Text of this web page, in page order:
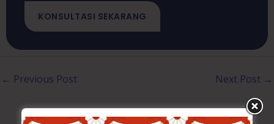
KONSULTASI SEKARANG
← Previous Post Next Post →